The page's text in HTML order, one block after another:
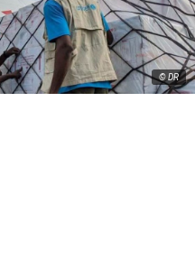
© DR